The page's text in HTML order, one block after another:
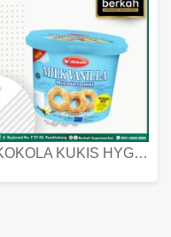
KOKOLA KUKIS HYGIENIC MILK VANILLA PACK 320 GR